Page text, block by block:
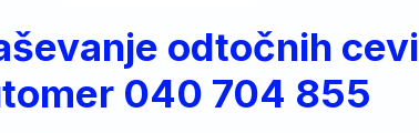
odtočnih cevi
040 704 855